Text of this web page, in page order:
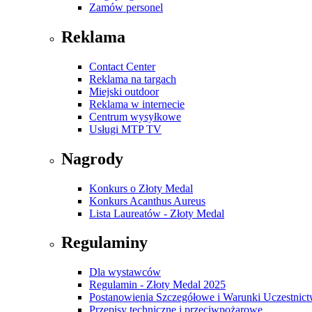
Zamów personel
Reklama
Contact Center
Reklama na targach
Miejski outdoor
Reklama w internecie
Centrum wysyłkowe
Usługi MTP TV
Nagrody
Konkurs o Złoty Medal
Konkurs Acanthus Aureus
Lista Laureatów - Złoty Medal
Regulaminy
Dla wystawców
Regulamin - Złoty Medal 2025
Postanowienia Szczegółowe i Warunki